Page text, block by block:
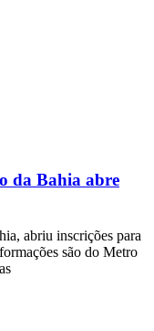
da Bahia abre
abriu inscrições para
são do Metro